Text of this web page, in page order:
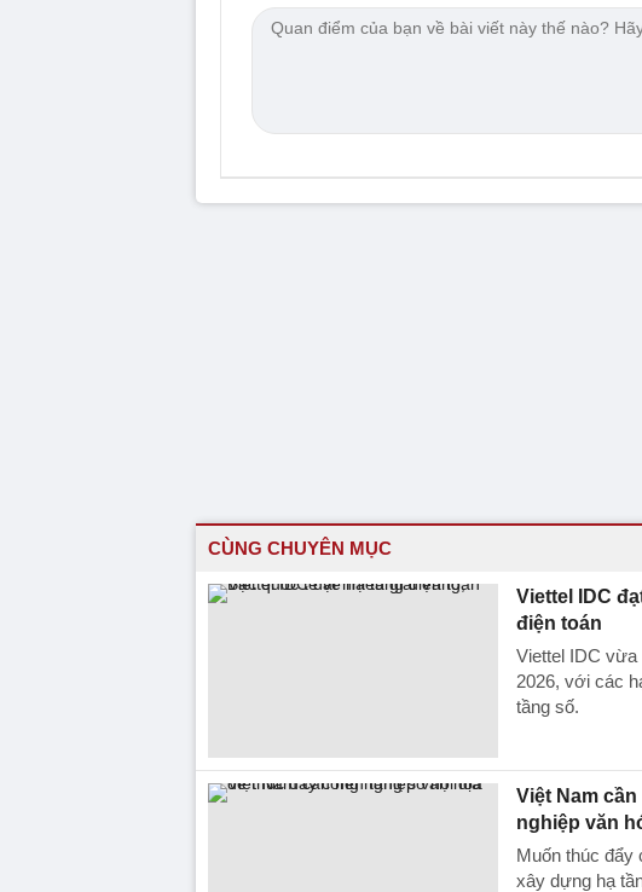
CÙNG CHUYÊN MỤC
Viettel IDC
điện toán
Viettel IDC vừa
2026, với các
tầng số.
Việt Nam
nghiệp văn
Muốn thúc đẩy
xây dựng hạ